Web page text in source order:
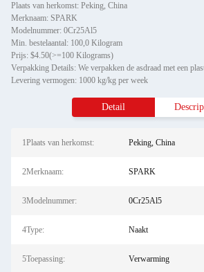
Plaats van herkomst: Peking, China
Merknaam: SPARK
Modelnummer: 0Cr25Al5
Min. bestelaantal: 100,0 Kilogram
Prijs: $4.50(>=100 Kilograms)
Levering vermogen: 1000 kg/kg per week
Detail
1Plaats van herkomst: Peking, China
2Merknaam: SPARK
3Modelnummer: 0Cr25Al5
4Type: Naakt
5Toepassing: Verwarming